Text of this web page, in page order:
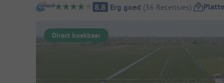
Camping overzicht
8.8 Erg goed (36 Recensies)
Direct boekbaar